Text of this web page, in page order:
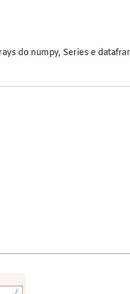
do numpy, Series e